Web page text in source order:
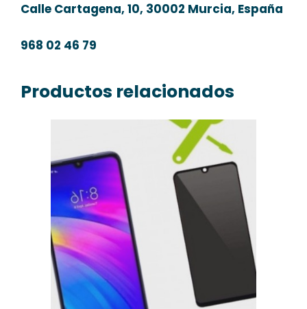
Calle Cartagena, 10, 30002 Murcia, España
968 02 46 79
Productos relacionados